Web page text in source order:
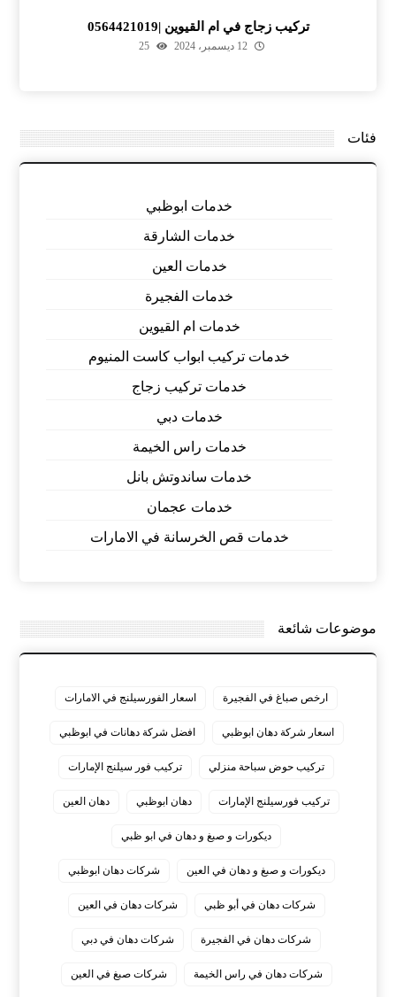
تركيب زجاج في ام القيوين |0564421019
12 ديسمبر، 2024 25
فئات
خدمات ابوظبي
خدمات الشارقة
خدمات العين
خدمات الفجيرة
خدمات ام القيوين
خدمات تركيب ابواب كاست المنيوم
خدمات تركيب زجاج
خدمات دبي
خدمات راس الخيمة
خدمات ساندوتش بانل
خدمات عجمان
خدمات قص الخرسانة في الامارات
موضوعات شائعة
ارخص صباغ في الفجيرة اسعار الفورسيلنج في الامارات
اسعار شركة دهان ابوظبي افضل شركة دهانات في ابوظبي
تركيب حوض سباحة منزلي تركيب فور سيلنج الإمارات
تركيب فورسيلنج الإمارات دهان ابوظبي دهان العين
ديكورات و صبغ و دهان في ابو ظبي
ديكورات و صبغ و دهان في العين شركات دهان ابوظبي
شركات دهان في أبو ظبي شركات دهان في العين
شركات دهان في الفجيرة شركات دهان في دبي
شركات دهان في راس الخيمة شركات صبغ في العين